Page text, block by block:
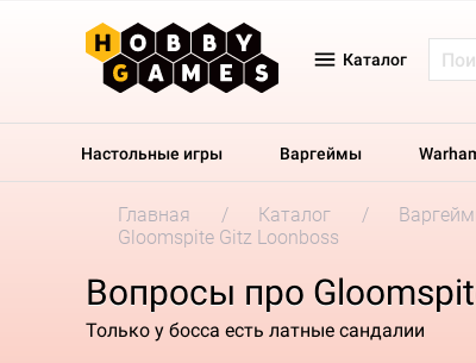
Каталог
Настольные игры Варгеймы
Главная Каталог
Gloomspite Gitz Loonboss
Вопросы про
Только у босса есть латные сандалии